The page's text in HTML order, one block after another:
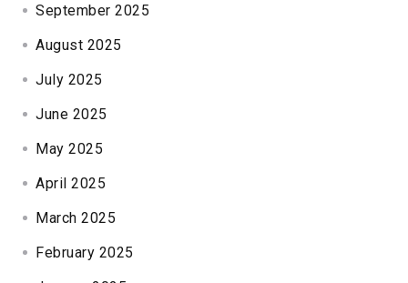
September 2025
August 2025
July 2025
June 2025
May 2025
April 2025
March 2025
February 2025